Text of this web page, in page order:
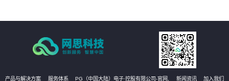
产品与解决方案 服务体系 PG（中国大陆）电子·控股有限公司-官网, 新闻资讯 加入我们